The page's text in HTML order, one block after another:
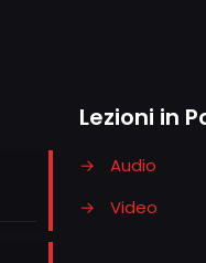
Lezioni in
→
Audio
→
Video